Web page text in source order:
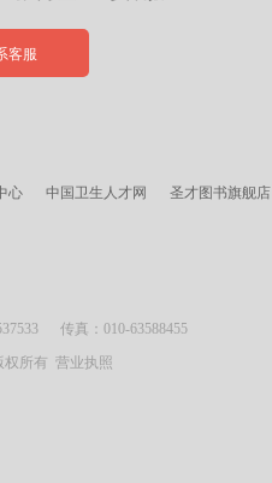
客服
心 中国卫生人才网 圣才图书旗舰店
传真：010-63588455
权所有 营业执照